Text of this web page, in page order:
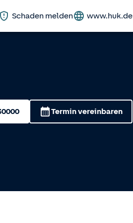
Schaden melden www.huk.de
Termin vereinbaren